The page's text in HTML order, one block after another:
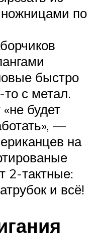
ножницами по
быстро
то с метал.
будет
—
на
2-тактные:
и всё!